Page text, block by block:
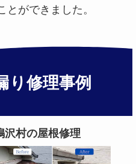
ができました。
り修理事例
沢村の屋根修理